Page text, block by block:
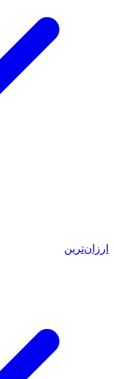
ارزان‌ترین